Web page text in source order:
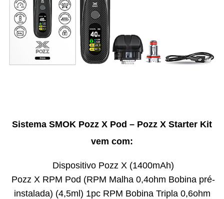
Sistema SMOK Pozz X Pod – Pozz X Starter Kit
vem com:
Dispositivo Pozz X (1400mAh)
Pozz X RPM Pod (RPM Malha 0,4ohm Bobina pré-
instalada) (4,5ml) 1pc RPM Bobina Tripla 0,6ohm